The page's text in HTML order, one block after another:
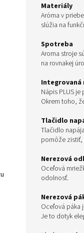
Materiály
Aróma v
slúžia na
Spotreba
Aroma stroje
na rovnakej
Integrovaná
Nápis PLUS
Okrem toho,
Tlačidlo
Tlačidlo
pomôže zistiť,
Nerezová
Oceľová
odolnosť.
Nerezová
Oceľová páka
Je to dotyk